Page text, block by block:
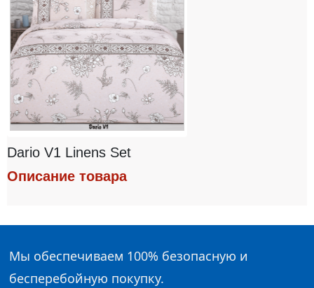
Dario V1 Linens Set
Описание товара
Мы обеспечиваем 100% безопасную и
бесперебойную покупку.